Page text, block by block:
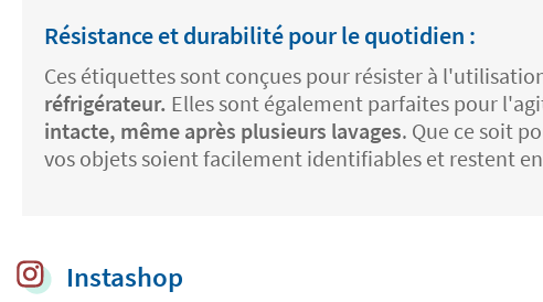
Résistance et durabilité pour le quotidien :
Ces étiquettes sont conçues pour résister à
réfrigérateur. Elles sont également parfaites pour
intacte, même après plusieurs lavages. Que ce soit
vos objets soient facilement identifiables et restent
Instashop